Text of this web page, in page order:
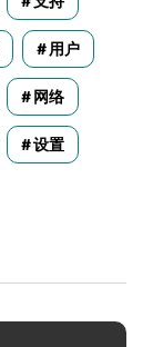
用户
网络
设置